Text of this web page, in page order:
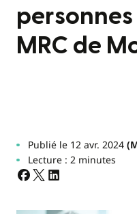
MRC de
Publié le 12 avr. 2024
Lecture : 2 minutes